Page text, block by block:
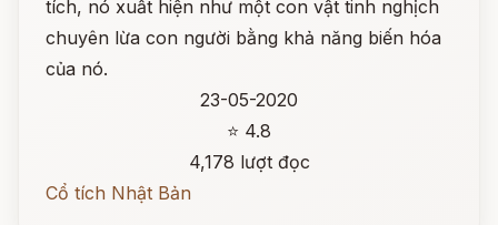
tích, nó xuất hiện như một con vật tinh nghịch
chuyên lừa con người bằng khả năng biến hóa
của nó.
23-05-2020
⭐ 4.8
4,178 lượt đọc
Cổ tích Nhật Bản